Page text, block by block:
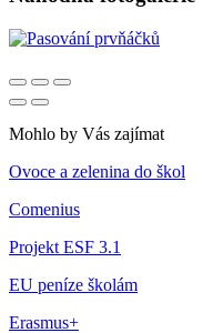
Mohlo by Vás zajímat
Ovoce a zelenina do škol
Comenius
Projekt ESF 3.1
EU peníze školám
Erasmus+